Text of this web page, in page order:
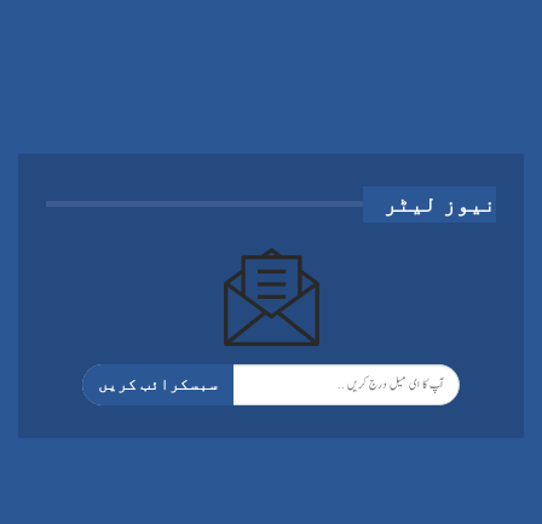
نیوز لیٹر
سبسکرائب کریں